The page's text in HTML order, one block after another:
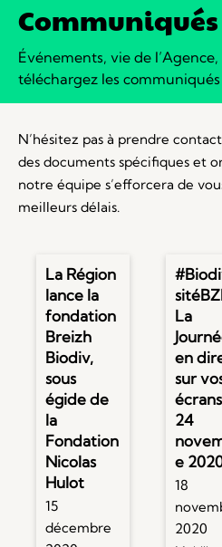
Communiqués
Événements, vie de
téléchargez les communiqués
N’hésitez pas à prendre
des documents spécifiques et
notre équipe s’efforcera de
meilleurs délais.
La Région
lance la
fondation
Breizh
Biodiv,
sous
égide de
la
Fondation
Nicolas
Hulot
15
décembre
La
en
sur
24
e
18
2020